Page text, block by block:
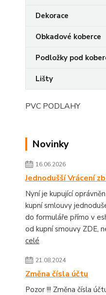
Dekorace
Obkadové koberce
Podložky pod
Lišty
PVC PODLAHY
Novinky
16.06.2026
Jednodušší Vrácení
Nyní je kupující
kupní smlouvy
do formuláře přímo v
od kupní smouvy ZDE,
celé
21.08.2024
Změna čísla účtu
Pozor !!! Změna čísla